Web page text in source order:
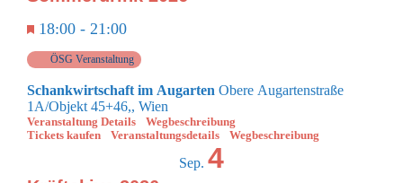
Empfohlen
18:00 - 21:00
ÖSG Veranstaltung
Schankwirtschaft im Augarten Obere Augartenstraße
1A/Objekt 45+46,, Wien
Veranstaltung Details
Wegbeschreibung
Tickets kaufen
Veranstaltungsdetails Wegbeschreibung
Sep. 4